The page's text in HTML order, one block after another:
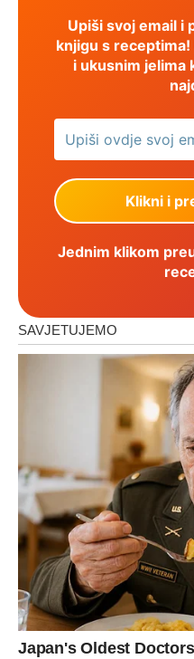
Upiši svoj email i
knjigu s
i ukusnim jelima
Jednim klikom